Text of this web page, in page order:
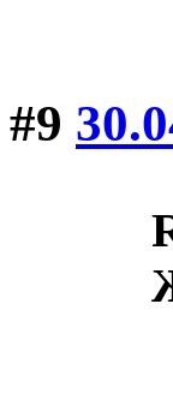
#9